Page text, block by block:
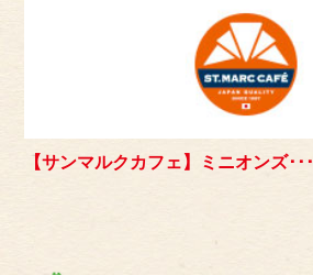
【サンマルクカフェ】ミニオンズ･･･